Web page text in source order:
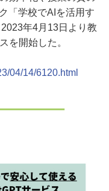
「学校でAIを活用す
年4月13日より教
を開始した。
04/14/6120.html